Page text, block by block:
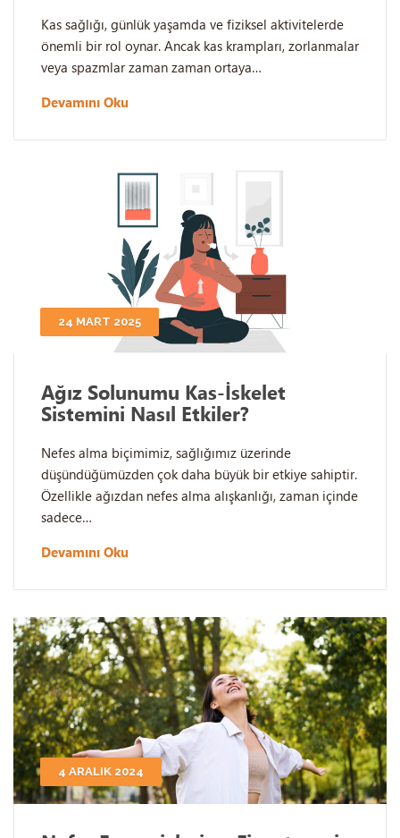
Kas sağlığı, günlük yaşamda ve fiziksel aktivitelerde
önemli bir rol oynar. Ancak kas krampları, zorlanmalar
veya spazmlar zaman zaman ortaya…
Devamını Oku
24 MART 2025
Ağız Solunumu Kas-İskelet
Sistemini Nasıl Etkiler?
Nefes alma biçimimiz, sağlığımız üzerinde
düşündüğümüzden çok daha büyük bir etkiye sahiptir.
Özellikle ağızdan nefes alma alışkanlığı, zaman içinde
sadece…
Devamını Oku
4 ARALIK 2024